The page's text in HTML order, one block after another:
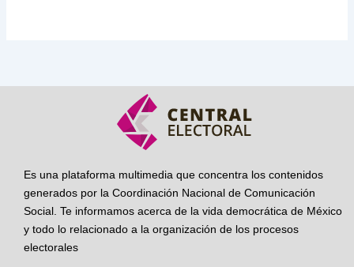
Es una plataforma multimedia que concentra los contenidos
generados por la Coordinación Nacional de Comunicación
Social. Te informamos acerca de la vida democrática de México
y todo lo relacionado a la organización de los procesos
electorales